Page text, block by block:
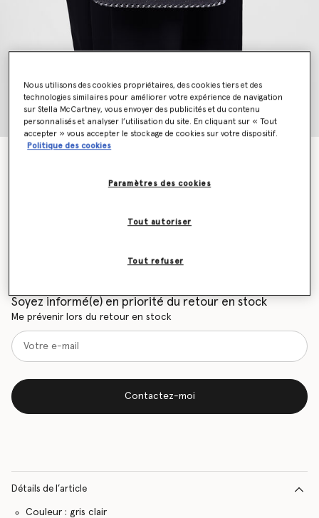
Prix réduit à partir de
€696.50
Soyez informé(e) en priorité du retour en stock
Me prévenir lors du retour en stock
Contactez-moi
Détails de l’article
Couleur : gris clair
Nous utilisons des cookies propriétaires, des cookies tiers et des
technologies similaires pour améliorer votre expérience de navigation
sur Stella McCartney, vous envoyer des publicités et du contenu
personnalisés et analyser l’utilisation du site. En cliquant sur « Tout
accepter » vous accepter le stockage de cookies sur votre dispositif.
Politique des cookies
Paramètres des cookies
Tout refuser
Tout autoriser